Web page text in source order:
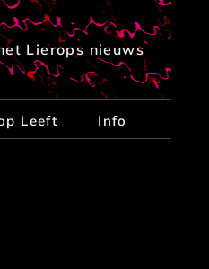
Lierops nieuws
Leeft Info